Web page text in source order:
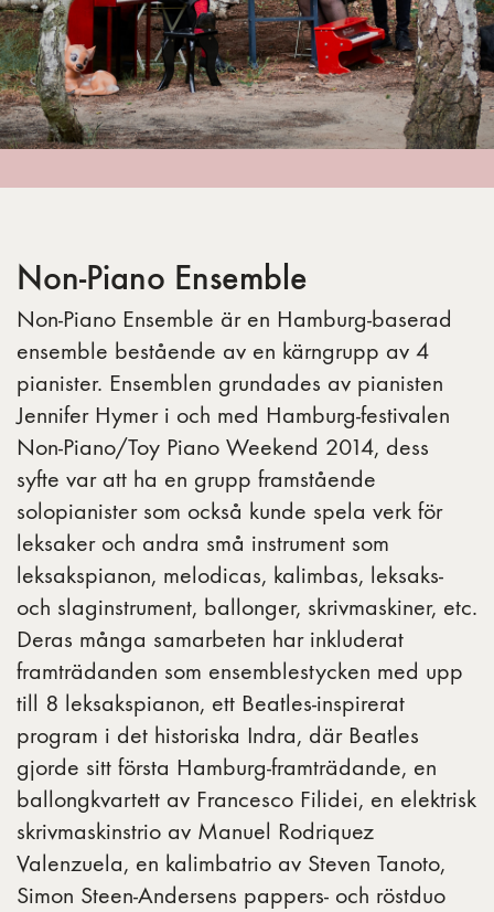
Non-Piano Ensemble
Non-Piano Ensemble är en Hamburg-baserad
ensemble bestående av en kärngrupp av 4
pianister. Ensemblen grundades av pianisten
Jennifer Hymer i och med Hamburg-festivalen
Non-Piano/Toy Piano Weekend 2014, dess
syfte var att ha en grupp framstående
solopianister som också kunde spela verk för
leksaker och andra små instrument som
leksakspianon, melodicas, kalimbas, leksaks-
och slaginstrument, ballonger, skrivmaskiner, etc.
Deras många samarbeten har inkluderat
framträdanden som ensemblestycken med upp
till 8 leksakspianon, ett Beatles-inspirerat
program i det historiska Indra, där Beatles
gjorde sitt första Hamburg-framträdande, en
ballongkvartett av Francesco Filidei, en elektrisk
skrivmaskinstrio av Manuel Rodriquez
Valenzuela, en kalimbatrio av Steven Tanoto,
Simon Steen-Andersens pappers- och röstduo